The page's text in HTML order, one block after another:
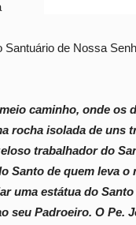
de Nossa
caminho, onde os
rocha isolada de uns
trabalhador do
Santo de quem leva
uma estátua do
seu Padroeiro. O Pe.